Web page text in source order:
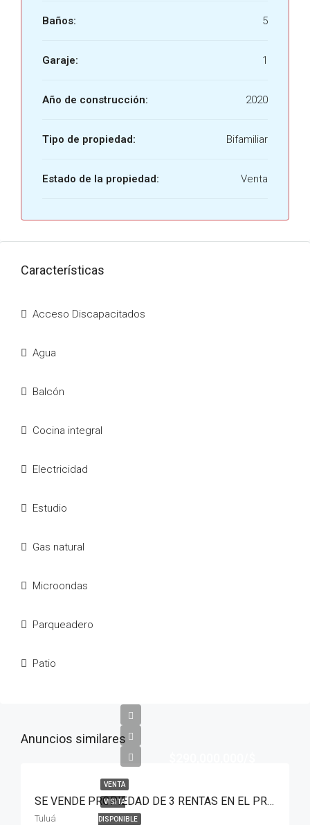
Baños: 5
Garaje: 1
Año de construcción: 2020
Tipo de propiedad: Bifamiliar
Estado de la propiedad: Venta
Características
Acceso Discapacitados
Agua
Balcón
Cocina integral
Electricidad
Estudio
Gas natural
Microondas
Parqueadero
Patio
Anuncios similares
VENTA
VISITA
DISPONIBLE
SE VENDE PROPIEDAD DE 3 RENTAS EN EL PRÍNCIPE
Tuluá